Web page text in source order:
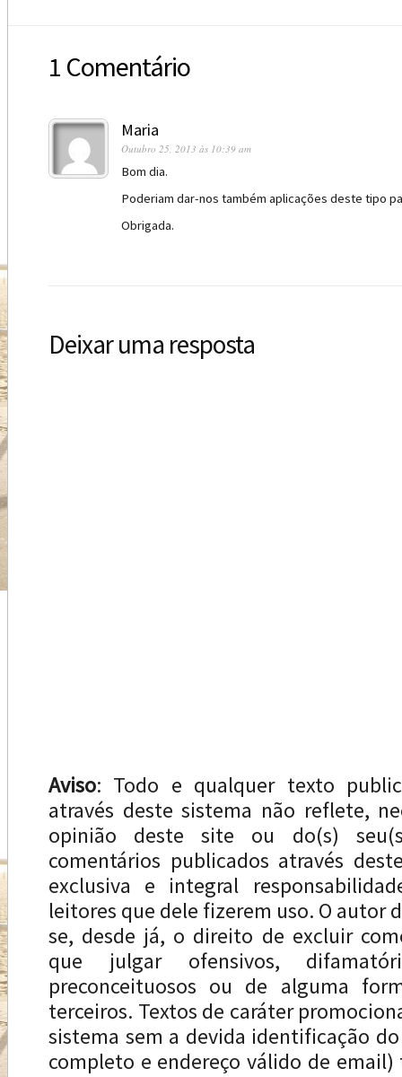
1 Comentário
Maria
Outubro 25, 2013 às 10:39 am
Bom dia.
Poderiam dar-nos também aplicações deste tipo
Obrigada.
Deixar uma resposta
Aviso: Todo e qualquer texto
através deste sistema não reflete,
opinião deste site ou do(s)
comentários publicados através
exclusiva e integral
leitores que dele fizerem uso. O autor
se, desde já, o direito de excluir
que julgar ofensivos,
preconceituosos ou de alguma
terceiros. Textos de caráter
sistema sem a devida identificação
completo e endereço válido de